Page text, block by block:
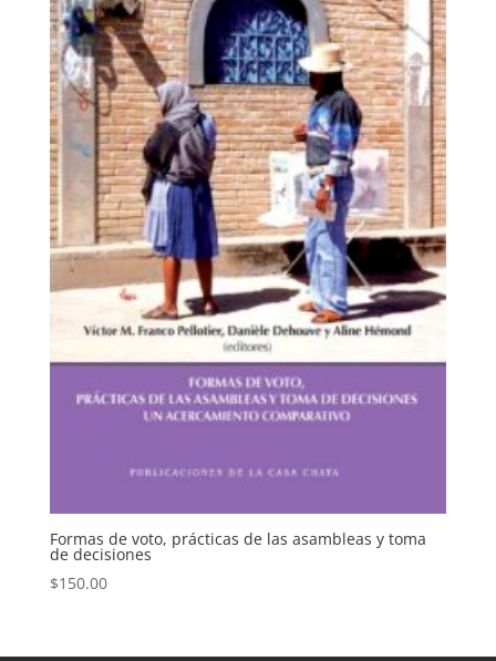
Formas de voto, prácticas de las asambleas y toma
de decisiones
$150.00